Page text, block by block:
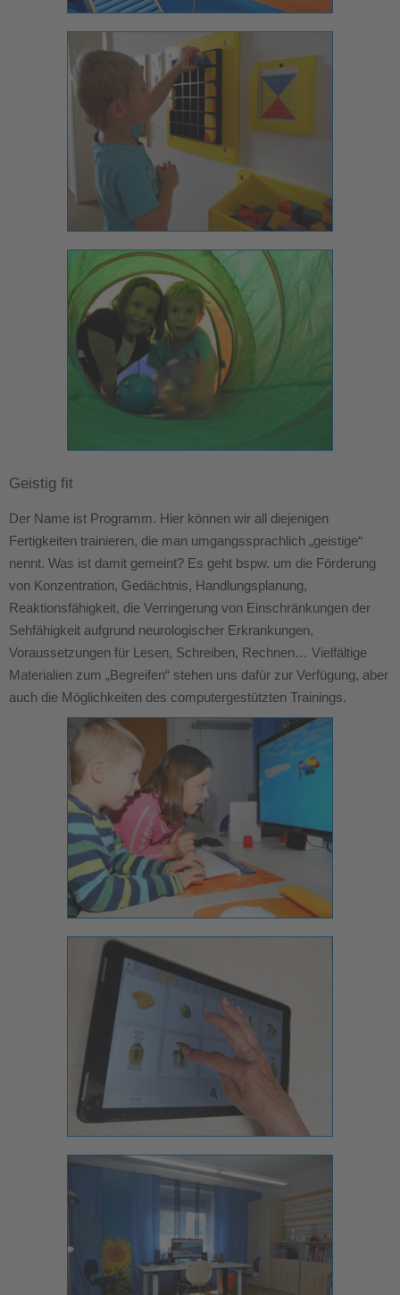
Geistig fit
Der Name ist Programm. Hier können wir all diejenigen
Fertigkeiten trainieren, die man umgangssprachlich „geistige“
nennt. Was ist damit gemeint? Es geht bspw. um die Förderung
von Konzentration, Gedächtnis, Handlungsplanung,
Reaktionsfähigkeit, die Verringerung von Einschränkungen der
Sehfähigkeit aufgrund neurologischer Erkrankungen,
Voraussetzungen für Lesen, Schreiben, Rechnen… Vielfältige
Materialien zum „Begreifen“ stehen uns dafür zur Verfügung, aber
auch die Möglichkeiten des computergestützten Trainings.